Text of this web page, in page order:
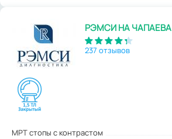
РЭМСИ НА ЧАПАЕВА
237 отзывов
МРТ стопы с контрастом